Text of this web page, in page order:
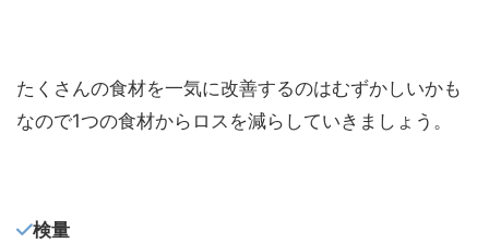
たくさんの食材を一気に改善するのはむずかしいかも
なので1つの食材からロスを減らしていきましょう。
検量